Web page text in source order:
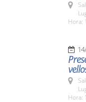
Hora:
Hora: